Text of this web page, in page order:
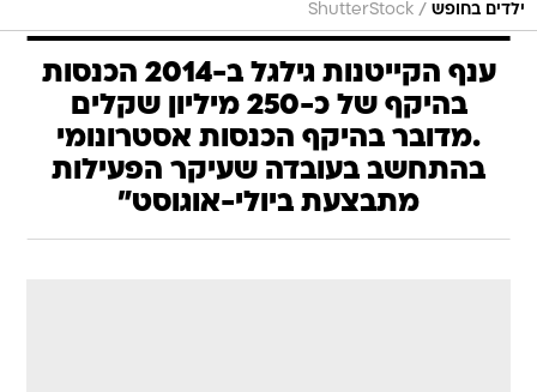
ילדים בחופש /
ShutterStock
ענף הקייטנות גילגל ב-2014 הכנסות
בהיקף של כ-250 מיליון שקלים
.מדובר בהיקף הכנסות אסטרונומי
בהתחשב בעובדה שעיקר הפעילות
מתבצעת ביולי-אוגוסט"